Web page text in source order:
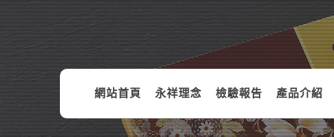
網站首頁 永祥理念 檢驗報告 產品介紹